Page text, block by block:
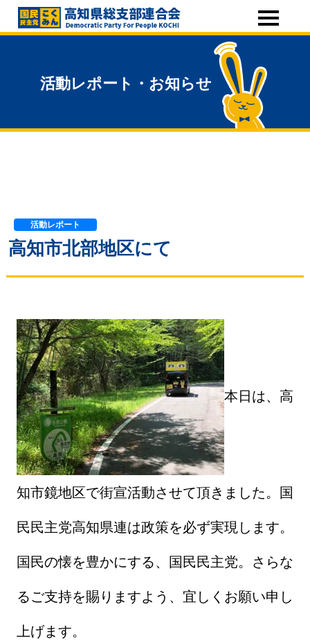
活動レポート・お知らせ
活動レポート
高知市北部地区にて
本日は、高
知市鏡地区で街宣活動させて頂きました。国
民民主党高知県連は政策を必ず実現します。
国民の懐を豊かにする、国民民主党。さらな
るご支持を賜りますよう、宜しくお願い申し
上げます。